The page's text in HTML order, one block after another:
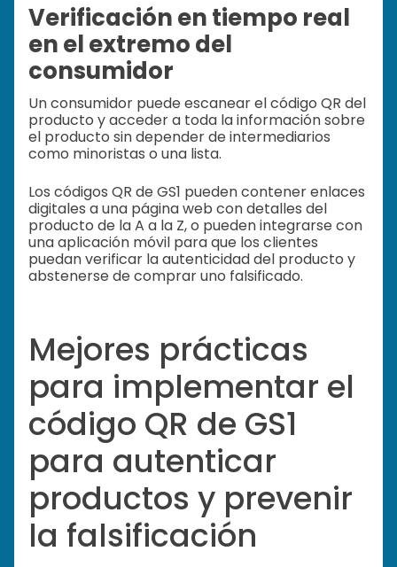
Verificación en tiempo real
en el extremo del
consumidor
Un consumidor puede escanear el código QR del
producto y acceder a toda la información sobre
el producto sin depender de intermediarios
como minoristas o una lista.
Los códigos QR de GS1 pueden contener enlaces
digitales a una página web con detalles del
producto de la A a la Z, o pueden integrarse con
una aplicación móvil para que los clientes
puedan verificar la autenticidad del producto y
abstenerse de comprar uno falsificado.
Mejores prácticas
para implementar el
código QR de GS1
para autenticar
productos y prevenir
la falsificación